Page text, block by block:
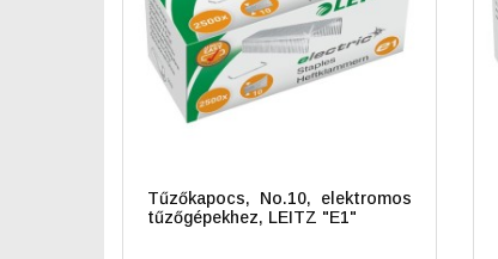
Tűzőkapocs, No.10, elektromos
tűzőgépekhez, LEITZ "E1"